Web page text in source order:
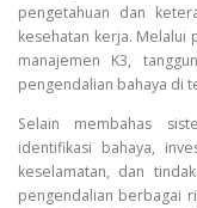
pengetahuan dan
kesehatan kerja. Melalui
manajemen K3,
pengendalian bahaya di
Selain membahas
identifikasi bahaya,
keselamatan, dan
pengendalian berbagai